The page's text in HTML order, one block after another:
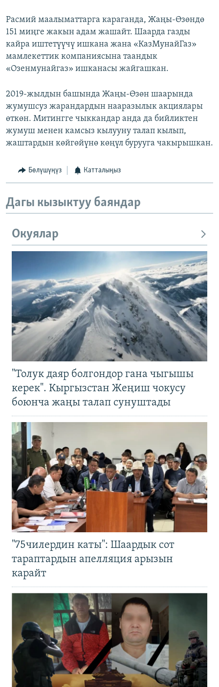
Расмий маалыматтарга караганда, Жаңы-Өзөндө
151 миңге жакын адам жашайт. Шаарда газды
кайра иштетүүчү ишкана жана «КазМунайГаз»
мамлекеттик компаниясына таандык
«Озенмунайгаз» ишканасы жайгашкан.
2019-жылдын башында Жаңы-Өзөн шаарында
жумушсуз жарандардын нааразылык акциялары
өткөн. Митингге чыккандар анда да бийликтен
жумуш менен камсыз кылууну талап кылып,
жаштардын көйгөйүнө көңүл бурууга чакырышкан.
Бөлүшүңүз Катталыңыз
Дагы кызыктуу баяндар
Окуялар
"Толук даяр болгондор гана чыгышы
керек". Кыргызстан Жеңиш чокусу
боюнча жаңы талап сунуштады
"75чилердин каты": Шаардык сот
тараптардын апелляция арызын
карайт